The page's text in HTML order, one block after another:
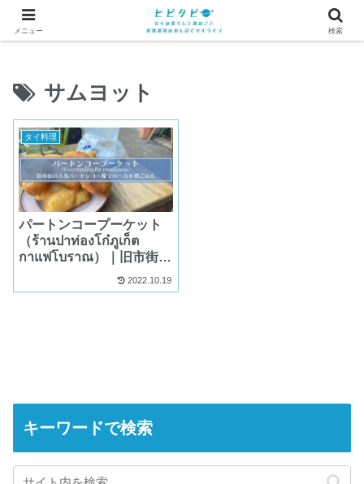
サムヨット
タイ料理
パートンコープーケット
（ร้านปาท่องโก๋ภูเก็ต
กาแฟโบราณ）｜旧市街の
人気パートンコー屋でロ
ーカル朝ごはん
2022.10.19
キーワードで検索
メニュー 検索